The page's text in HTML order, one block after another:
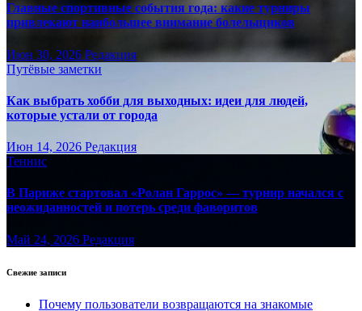
Главные спортивные события года: какие турниры
привлекают наибольшее внимание болельщиков
Июн 30, 2026 Редакция
Путёвые заметки
Как выбрать хобби для выходных: идеи для людей,
которые устали от города
Июн 14, 2026 Редакция
Теннис
В Париже стартовал «Ролан Гаррос» — турнир начался с
неожиданностей и потерь среди фаворитов
Май 24, 2026 Редакция
Свежие записи
Почему пользователи возвращаются на знакомые